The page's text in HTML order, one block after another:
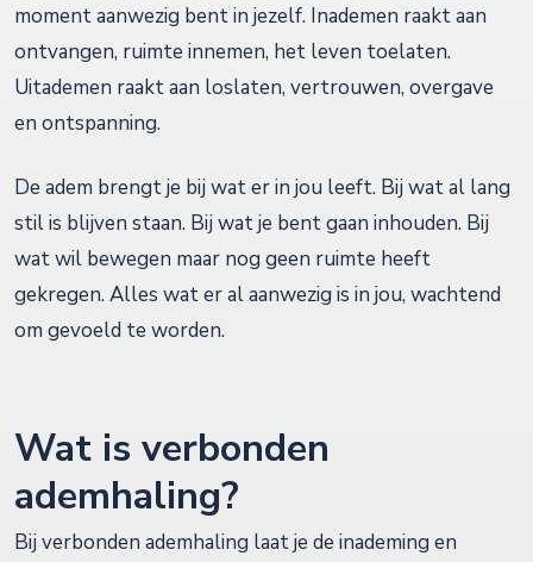
moment aanwezig bent in jezelf. Inademen raakt aan
ontvangen, ruimte innemen, het leven toelaten.
Uitademen raakt aan loslaten, vertrouwen, overgave
en ontspanning.
De adem brengt je bij wat er in jou leeft. Bij wat al lang
stil is blijven staan. Bij wat je bent gaan inhouden. Bij
wat wil bewegen maar nog geen ruimte heeft
gekregen. Alles wat er al aanwezig is in jou, wachtend
om gevoeld te worden.
Wat is verbonden
ademhaling?
Bij verbonden ademhaling laat je de inademing en